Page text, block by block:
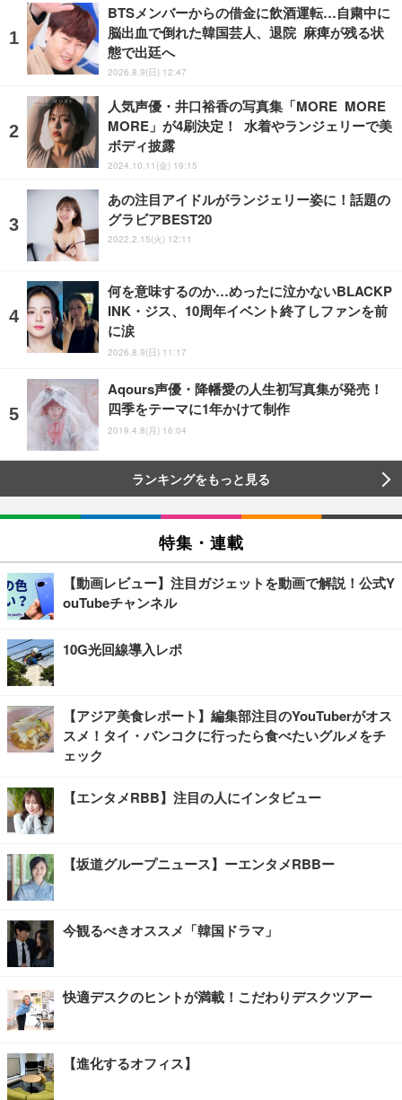
BTSメンバーからの借金に飲酒運転…自粛中に
脳出血で倒れた韓国芸人、退院 麻痺が残る状
態で出廷へ
2026.8.9(日) 12:47
人気声優・井口裕香の写真集「MORE MORE
MORE」が4刷決定！ 水着やランジェリーで美
ボディ披露
2024.10.11(金) 19:15
あの注目アイドルがランジェリー姿に！話題の
グラビアBEST20
2022.2.15(火) 12:11
何を意味するのか…めったに泣かないBLACKP
INK・ジス、10周年イベント終了しファンを前
に涙
2026.8.9(日) 11:17
Aqours声優・降幡愛の人生初写真集が発売！
四季をテーマに1年かけて制作
2019.4.8(月) 16:04
ランキングをもっと見る
特集・連載
【動画レビュー】注目ガジェットを動画で解説！公式Y
ouTubeチャンネル
10G光回線導入レポ
【アジア美食レポート】編集部注目のYouTuberがオス
スメ！タイ・バンコクに行ったら食べたいグルメをチ
ェック
【エンタメRBB】注目の人にインタビュー
【坂道グループニュース】ーエンタメRBBー
今観るべきオススメ「韓国ドラマ」
快適デスクのヒントが満載！こだわりデスクツアー
【進化するオフィス】